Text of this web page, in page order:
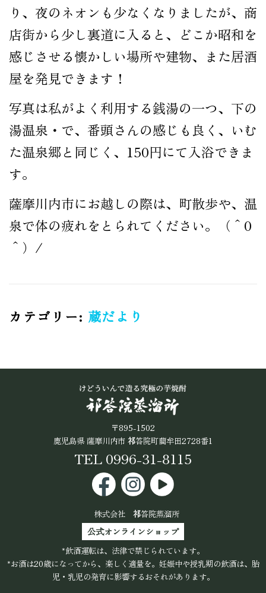
り、夜のネオンも少なくなりましたが、商
店街から少し裏道に入ると、どこか昭和を
感じさせる懐かしい場所や建物、また居酒
屋を発見できます！
写真は私がよく利用する銭湯の一つ、下の
湯温泉・で、番頭さんの感じも良く、いむ
た温泉郷と同じく、150円にて入浴できま
す。
薩摩川内市にお越しの際は、町散歩や、温
泉で体の疲れをとられてください。（＾0
＾）/
カテゴリー: 蔵だより
〒895-1502
鹿児島県 薩摩川内市 祁答院町藺牟田2728番1
TEL 0996-31-8115
株式会社 祁答院蒸溜所
公式オンラインショップ
*飲酒運転は、法律で禁じられています。
*お酒は20歳になってから、楽しく適量を。妊娠中や授乳期の飲酒は、胎
児・乳児の発育に影響するおそれがあります。